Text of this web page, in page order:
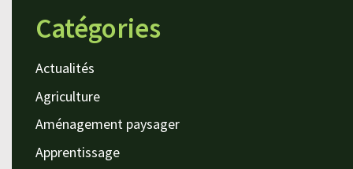
Catégories
Actualités
Agriculture
Aménagement paysager
Apprentissage